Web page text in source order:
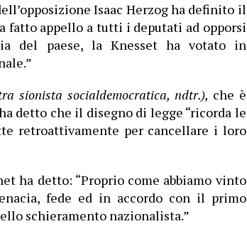
Isaac Herzog ha definito il
fatto appello a tutti i deputati ad opporsi
del paese, la Knesset ha votato in
sionista socialdemocratica, ndtr.), che è
detto che il disegno di legge “ricorda le
retroattivamente per cancellare i loro
ha detto: “Proprio come abbiamo vinto
fede ed in accordo con il primo
schieramento nazionalista.”